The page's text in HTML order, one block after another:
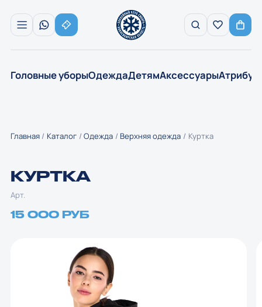
Головные уборыОдеждаДетямАксессуары
Главная Каталог Одежда Верхняя одежда Куртка
КУРТКА
Арт.
15 000 РУБ